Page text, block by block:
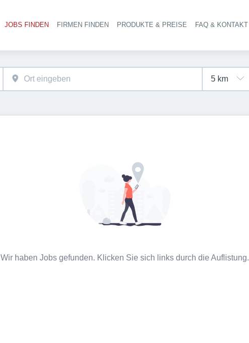
Haupt-Navigation
JOBS FINDEN FIRMEN FINDEN PRODUKTE & PREISE FAQ & KONTAKT
Wir haben Jobs gefunden. Klicken Sie sich links durch die Auflistung.